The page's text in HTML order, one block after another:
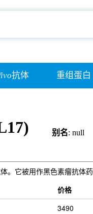
抗体 重组蛋白
别名: null
它被用作黑色素瘤抗体
价格
3490